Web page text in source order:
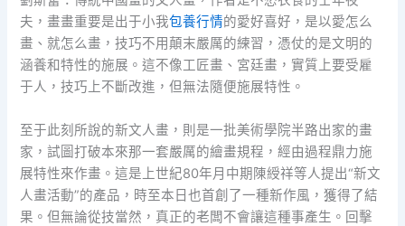
夫，畫畫重要是出于小我包養行情的愛好喜好，是以愛怎么
畫、就怎么畫，技巧不用顛末嚴厲的練習，憑仗的是文明的
涵養和特性的施展。這不像工匠畫、宮廷畫，實質上要受雇
于人，技巧上不斷改進，但無法隨便施展特性。
至于此刻所說的新文人畫，則是一批美術學院半路出家的畫
家，試圖打破本來那一套嚴厲的繪畫規程，經由過程鼎力施
展特性來作畫。這是上世紀80年月中期陳綬祥等人提出“新文
人畫活動”的產品，時至本日也首創了一種新作風，獲得了結
果。但無論從技當然，真正的老闆不會讓這種事產生。回擊